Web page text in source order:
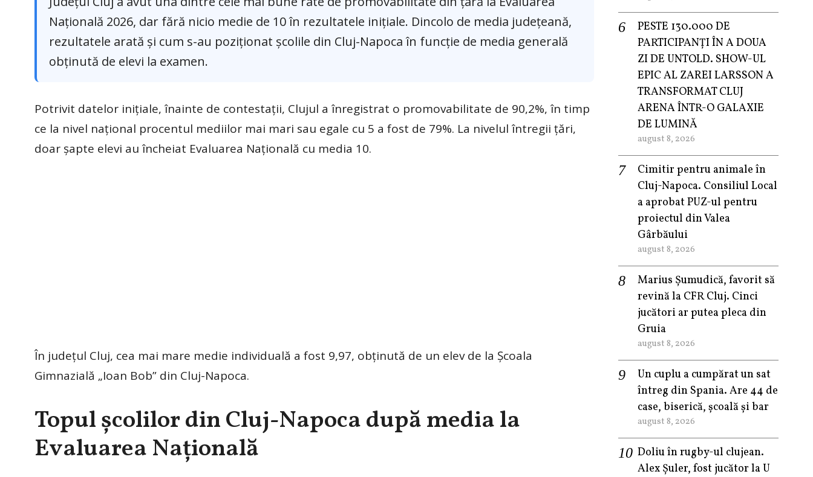
Națională 2026, dar fără nicio medie de 10 în rezultatele inițiale. Dincolo de media județeană,
rezultatele arată și cum s-au poziționat școlile din Cluj-Napoca în funcție de media generală
obținută de elevi la examen.
Potrivit datelor inițiale, înainte de contestații, Clujul a înregistrat o promovabilitate de 90,2%, în timp
ce la nivel național procentul mediilor mai mari sau egale cu 5 a fost de 79%. La nivelul întregii țări,
doar șapte elevi au încheiat Evaluarea Națională cu media 10.
În județul Cluj, cea mai mare medie individuală a fost 9,97, obținută de un elev de la Școala
Gimnazială „Ioan Bob” din Cluj-Napoca.
Topul școlilor din Cluj-Napoca după media la
Evaluarea Națională
PESTE 130.000 DE
PARTICIPANȚI ÎN A DOUA
ZI DE UNTOLD. SHOW-UL
EPIC AL ZAREI LARSSON A
TRANSFORMAT CLUJ
ARENA ÎNTR-O GALAXIE
DE LUMINĂ
august 8, 2026
Cimitir pentru animale în
Cluj-Napoca. Consiliul Local
a aprobat PUZ-ul pentru
proiectul din Valea
Gârbăului
august 8, 2026
Marius Șumudică, favorit să
revină la CFR Cluj. Cinci
jucători ar putea pleca din
Gruia
august 8, 2026
Un cuplu a cumpărat un sat
întreg din Spania. Are 44 de
case, biserică, școală și bar
august 8, 2026
Doliu în rugby-ul clujean.
Alex Șuler, fost jucător la U